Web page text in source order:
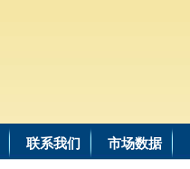
联系我们 市场数据